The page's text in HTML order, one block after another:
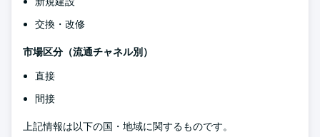
交換・改修
市場区分（流通チャネル別）
直接
間接
上記情報は以下の国・地域に関するものです。